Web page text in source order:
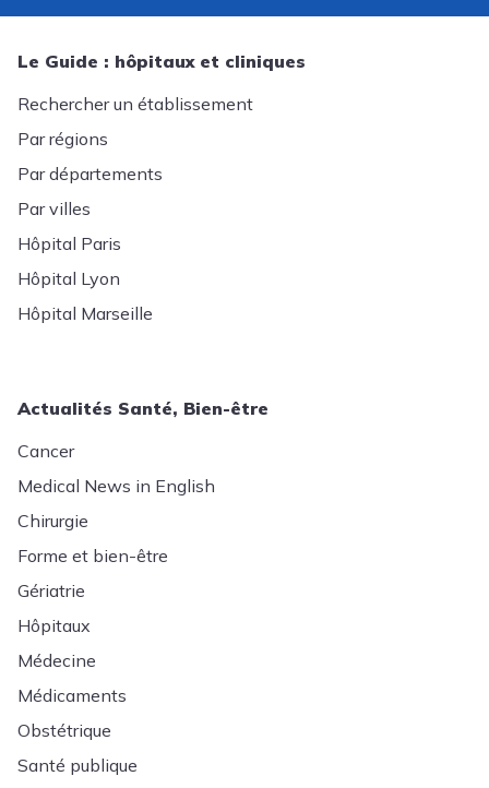
Le Guide : hôpitaux et cliniques
Rechercher un établissement
Par régions
Par départements
Par villes
Hôpital Paris
Hôpital Lyon
Hôpital Marseille
Actualités Santé, Bien-être
Cancer
Medical News in English
Chirurgie
Forme et bien-être
Gériatrie
Hôpitaux
Médecine
Médicaments
Obstétrique
Santé publique